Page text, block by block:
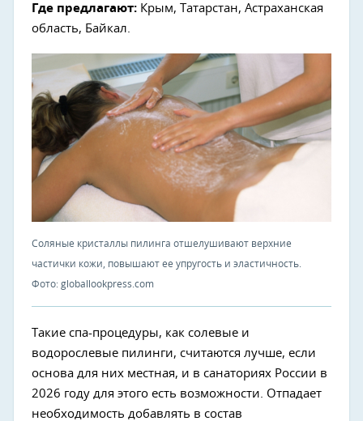
Где предлагают: Крым, Татарстан, Астраханская
область, Байкал.
Соляные кристаллы пилинга отшелушивают верхние
частички кожи, повышают ее упругость и эластичность.
Фото: globallookpress.com
Такие спа-процедуры, как солевые и
водорослевые пилинги, считаются лучше, если
основа для них местная, и в санаториях России в
2026 году для этого есть возможности. Отпадает
необходимость добавлять в состав